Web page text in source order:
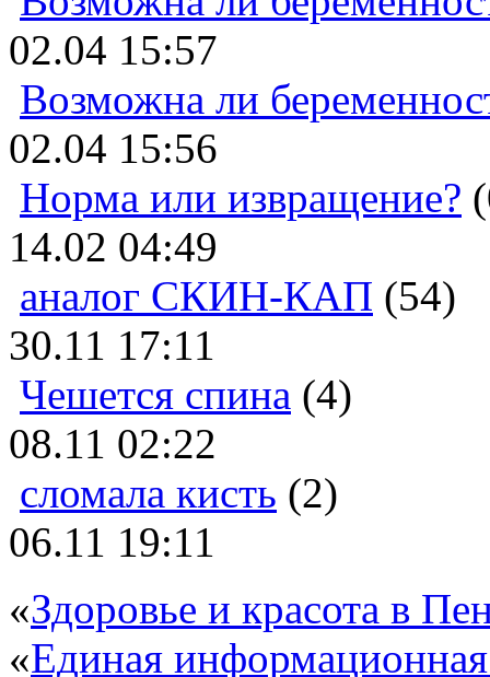
02.04 15:57
Возможна ли
02.04 15:56
Норма или извращение?
14.02 04:49
аналог СКИН-КАП (54)
30.11 17:11
Чешется спина (4)
08.11 02:22
сломала кисть (2)
06.11 19:11
«Здоровье и красота в
«Единая